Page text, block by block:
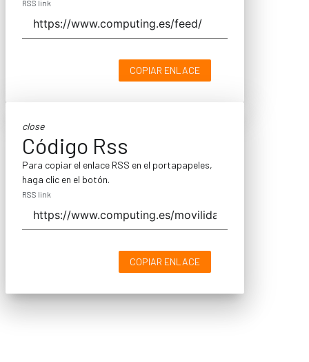
RSS link
COPIAR ENLACE
close
Código Rss
Para copiar el enlace RSS en el portapapeles,
haga clic en el botón.
RSS link
COPIAR ENLACE